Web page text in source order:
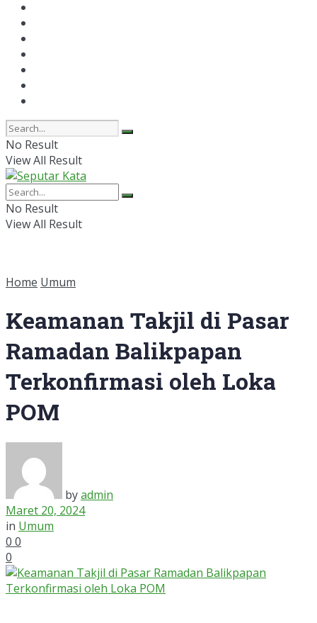
No Result
View All Result
No Result
View All Result
Home Umum
Keamanan Takjil di Pasar
Ramadan Balikpapan
Terkonfirmasi oleh Loka
POM
byadmin
Maret 20, 2024
in Umum
0 0
0